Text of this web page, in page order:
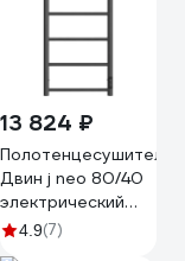
13 824 ₽
Полотенцесушитель
Двин j neo 80/40
электрический
1"-1/2" к диммер,
4.9(7)